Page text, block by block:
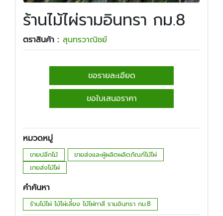
ร้านไม้ไผ่รามอินทรา กม.8
ตราสินค้า : สุนทรวาณิชย์
ขอรายละเอียด
ขอใบเสนอราคา
หมวดหมู่
ขายปลีกไม้
ขายส่งและผู้ผลิตผลิตภัณฑ์ไม้ไผ่
ขายส่งไม้ไผ่
คำค้นหา
ร้านไม้ไผ่ ไม้ไผ่เลี้ยง ไม้ไผ่ทาสี รามอินทรา กม.8